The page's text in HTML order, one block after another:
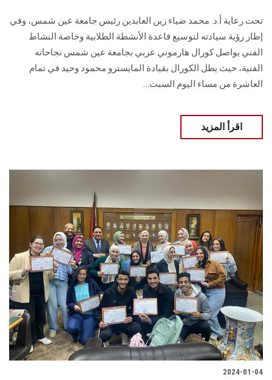
الزائـرون
سجل الان
تحت رعاية أ.د. محمد ضياء زين العابدين رئيس جامعة عين شمس، وفي
إطار رؤية سيادته لتوسيع قاعدة الأنشطة الطلابية وخاصة النشاط
الفني يواصل كورال هارموني عربي بجامعة عين شمس نجاحاته
الفنية، حيث يطل الكورال بقيادة المايسترو محمود وحيد في تمام
العاشرة من مساء اليوم السبت....
اقرأ المزيد
2024-01-04